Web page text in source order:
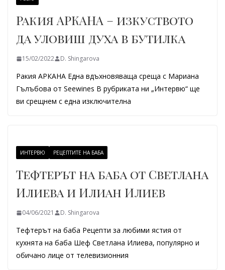
Ракия АРКАНА – изкуството
да уловиш духа в бутилка
15/02/2022 D. Shingarova
Ракия АРКАНА Една вдъхновяваща среща с Мариана
Гълъбова от Seewines В рубриката ни „Интервю“ ще
ви срещнем с една изключителна
ИНТЕРВЮ РЕЦЕПТИТЕ НА БАБА
Тефтерът на баба от Светлана
Илиева и Илиан Илиев
04/06/2021 D. Shingarova
Тефтерът на баба Рецепти за любими ястия от
кухнята на баба Шеф Светлана Илиева, популярно и
обичано лице от телевизионния